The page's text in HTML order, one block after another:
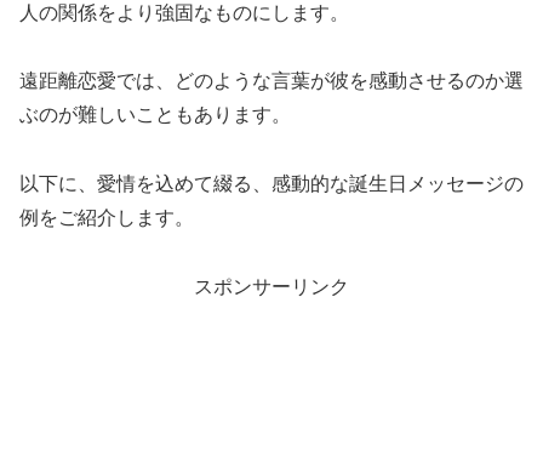
人の関係をより強固なものにします。
遠距離恋愛では、どのような言葉が彼を感動させるのか選
ぶのが難しいこともあります。
以下に、愛情を込めて綴る、感動的な誕生日メッセージの
例をご紹介します。
スポンサーリンク